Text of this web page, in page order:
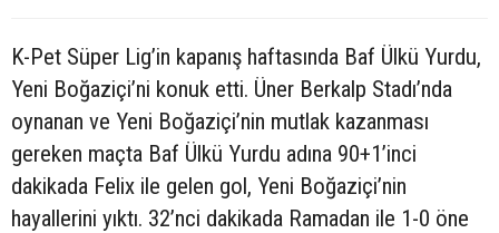
K-Pet Süper Lig’in kapanış haftasında Baf Ülkü Yurdu,
Yeni Boğaziçi’ni konuk etti. Üner Berkalp Stadı’nda
oynanan ve Yeni Boğaziçi’nin mutlak kazanması
gereken maçta Baf Ülkü Yurdu adına 90+1’inci
dakikada Felix ile gelen gol, Yeni Boğaziçi’nin
hayallerini yıktı. 32’nci dakikada Ramadan ile 1-0 öne